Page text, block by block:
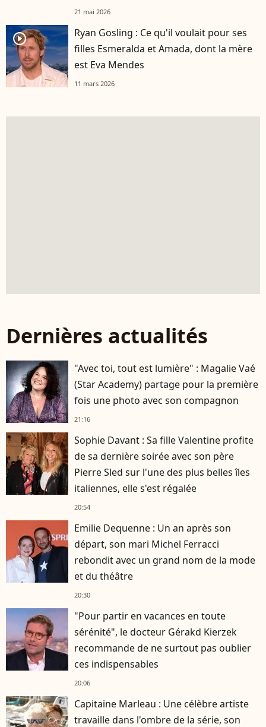
21 mai 2026
player2
Ryan Gosling : Ce qu'il voulait pour ses
filles Esmeralda et Amada, dont la mère
est Eva Mendes
11 mars 2026
Dernières actualités
"Avec toi, tout est lumière" : Magalie Vaé
(Star Academy) partage pour la première
fois une photo avec son compagnon
21:16
Sophie Davant : Sa fille Valentine profite
de sa dernière soirée avec son père
Pierre Sled sur l'une des plus belles îles
italiennes, elle s'est régalée
20:54
Emilie Dequenne : Un an après son
départ, son mari Michel Ferracci
rebondit avec un grand nom de la mode
et du théâtre
20:30
"Pour partir en vacances en toute
sérénité", le docteur Gérakd Kierzek
recommande de ne surtout pas oublier
ces indispensables
20:06
Capitaine Marleau : Une célèbre artiste
travaille dans l'ombre de la série, son